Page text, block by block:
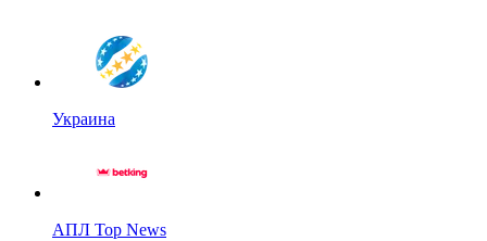
Украина
АПЛ Top News